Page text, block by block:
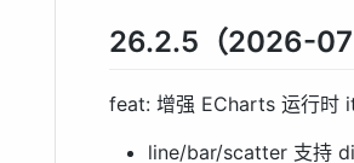
26.2.5（2026-
feat: 增强 ECharts 运行时
line/bar/scatter 支持